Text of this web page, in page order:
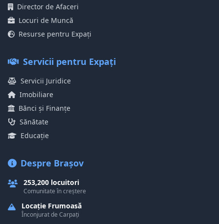
Director de Afaceri
Locuri de Muncă
Resurse pentru Expați
Servicii pentru Expați
Servicii Juridice
Imobiliare
Bănci și Finanțe
Sănătate
Educație
Despre Brașov
253,200 locuitori
Comunitate în creștere
Locație Frumoasă
Înconjurat de Carpați